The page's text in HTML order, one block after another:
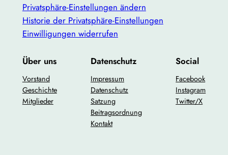
Privatsphäre-Einstellungen ändern
Historie der Privatsphäre-Einstellungen
Einwilligungen widerrufen
Über uns
Vorstand
Geschichte
Mitglieder
Datenschutz
Impressum
Datenschutz
Satzung
Beitragsordnung
Kontakt
Social
Facebook
Instagram
Twitter/X